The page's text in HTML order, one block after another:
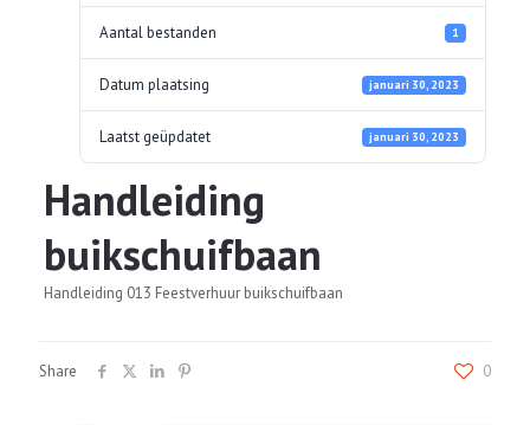
Aantal bestanden 1
Datum plaatsing januari 30, 2023
Laatst geüpdatet januari 30, 2023
Handleiding
buikschuifbaan
Handleiding 013 Feestverhuur buikschuifbaan
Share 0